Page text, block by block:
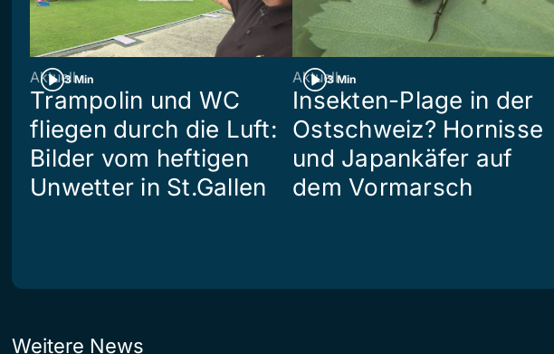
3 Min
Aktuell
Trampolin und WC
fliegen durch die Luft:
Bilder vom heftigen
Unwetter in St.Gallen
3 Min
Aktuell
Insekten-Plage in der
Ostschweiz? Hornisse
und Japankäfer auf
dem Vormarsch
Weitere News